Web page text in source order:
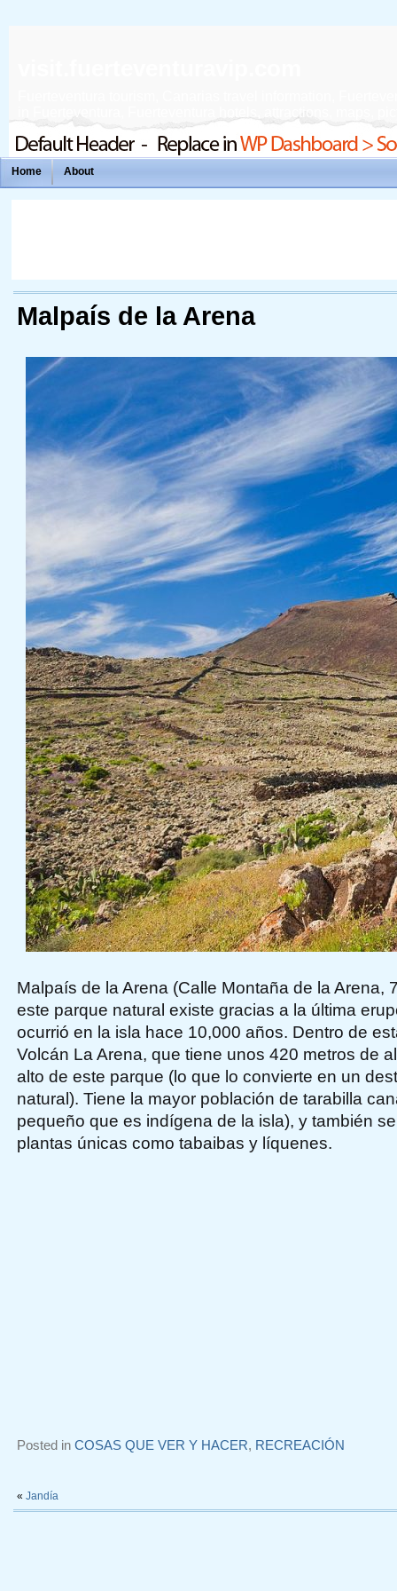
Home About
Malpaís de la Arena
Malpaís de la Arena (Calle Montaña de la Arena,
este parque natural existe gracias a la última
ocurrió en la isla hace 10,000 años. Dentro de
Volcán La Arena, que tiene unos 420 metros de
alto de este parque (lo que lo convierte en un
natural). Tiene la mayor población de tarabilla
pequeño que es indígena de la isla), y también
plantas únicas como tabaibas y líquenes.
Posted in COSAS QUE VER Y HACER, RECREACIÓN
« Jandía